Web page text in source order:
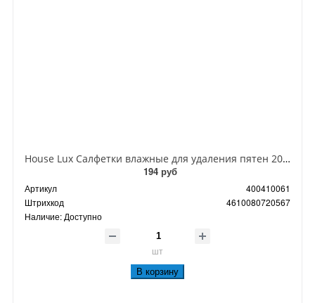
House Lux Салфетки влажные для удаления пятен 20 шт
194 руб
Артикул
400410061
Штрихкод
4610080720567
Наличие: Доступно
шт
В корзину